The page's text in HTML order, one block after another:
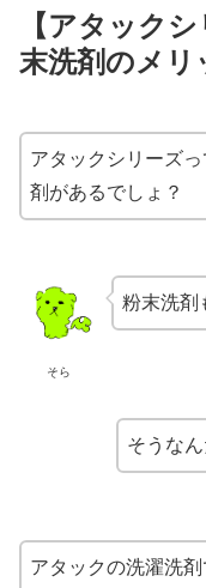
【アタック
末洗剤のメリ
アタックシリーズ
剤があるでしょ？
そら
粉末洗剤
そうな
アタックの洗濯洗